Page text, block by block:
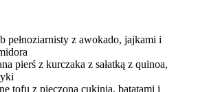
pełnoziarnisty z awokado, jajkami i
pierś z kurczaka z sałatką z quinoa,
tofu z pieczoną cukinią, batatami i